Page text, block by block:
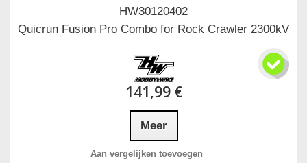
HW30120402
Quicrun Fusion Pro Combo for Rock Crawler 2300kV
141,99 €
Meer
Aan vergelijken toevoegen